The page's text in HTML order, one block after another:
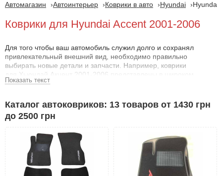
Автомагазин Автоинтерьер Коврики в авто Hyundai Hyundai
Коврики для Hyundai Accent 2001-2006
Для того чтобы ваш автомобиль служил долго и сохранял
привлекательный внешний вид, необходимо правильно
выбирать новые детали и запчасти. Например, коврики
для Хьюндай Акцент 2001-2006 представлены в широком
ассортименте для любого автолюбителя.
проверенными производителями, которые зарекомендовали
себя на рынке благодаря высокому качеству своей продукции. В
материалы и современные технологии.
Качественные коврики для Хьюндай Акцент
2001-2006 :
Показать текст
Каталог автоковриков: 13 товаров от 1430 грн
до 2500 грн